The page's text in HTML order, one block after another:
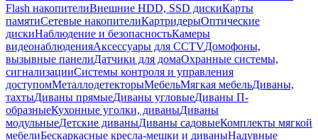
Flash накопителиВнешние HDD, SSD дискиКарты
памятиСетевые накопителиКартридерыОптические
дискиНаблюдение и безопасностьКамеры
видеонаблюденияАксессуары для CCTVДомофоны,
вызывные панелиДатчики для домаОхранные системы,
сигнализацииСистемы контроля и управления
доступомМеталлодетекторыМебельМягкая мебельДиваны,
тахтыДиваны прямыеДиваны угловыеДиваны П-
образныеКухонные уголки, диваныДиваны
модульныеДетские диваныДиваны садовыеКомплекты мягкой
мебелиБескаркасные кресла-мешки и диваныНадувные